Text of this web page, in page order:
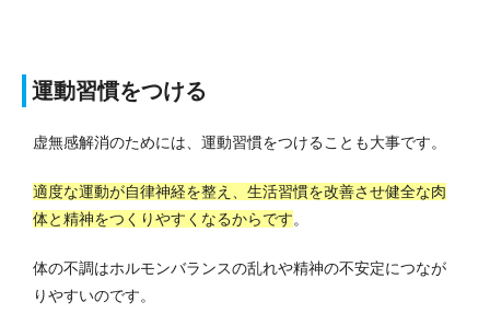
運動習慣をつける
虚無感解消のためには、運動習慣をつけることも大事です。
適度な運動が自律神経を整え、生活習慣を改善させ健全な肉
体と精神をつくりやすくなるからです。
体の不調はホルモンバランスの乱れや精神の不安定につなが
りやすいのです。